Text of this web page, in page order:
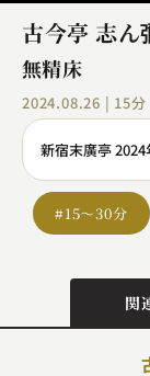
古今亭 志ん
無精床
2024.08.26 | 15分
新宿末廣亭
#15～30分
関